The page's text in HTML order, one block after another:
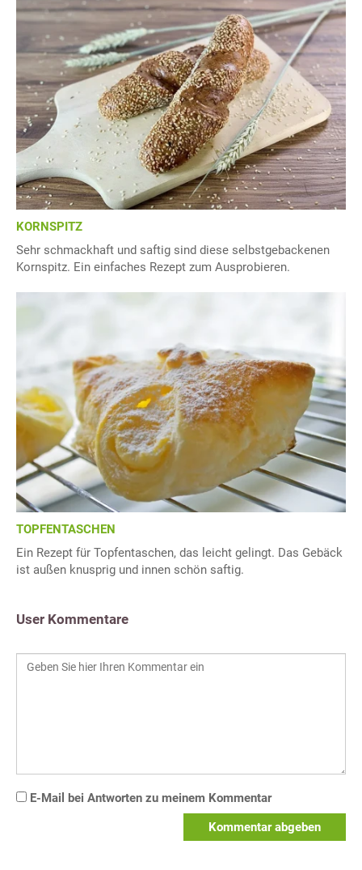
KORNSPITZ
Sehr schmackhaft und saftig sind diese selbstgebackenen
Kornspitz. Ein einfaches Rezept zum Ausprobieren.
TOPFENTASCHEN
Ein Rezept für Topfentaschen, das leicht gelingt. Das Gebäck
ist außen knusprig und innen schön saftig.
User Kommentare
E-Mail bei Antworten zu meinem Kommentar
Kommentar abgeben